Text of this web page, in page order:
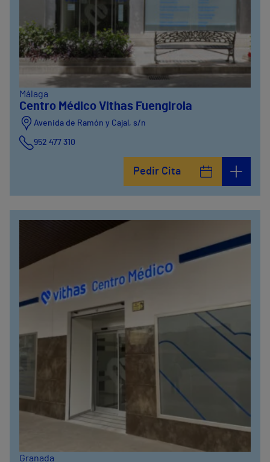
Málaga
Centro Médico Vithas Fuengirola
Avenida de Ramón y Cajal, s/n
952 477 310
Pedir Cita
Granada